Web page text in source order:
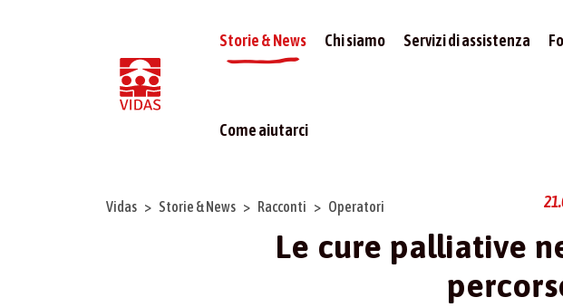
Storie & News Chi siamo Servizi di assistenza
Come aiutarci
Vidas Storie & News Racconti Operatori
Le cure palliative